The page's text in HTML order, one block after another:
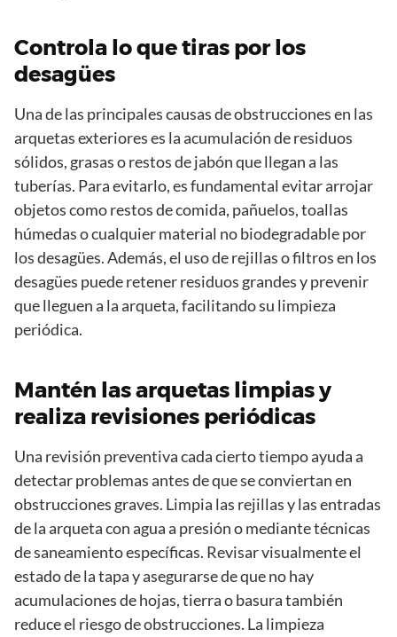
Controla lo que tiras por los
desagües
Una de las principales causas de obstrucciones en las
arquetas exteriores es la acumulación de residuos
sólidos, grasas o restos de jabón que llegan a las
tuberías. Para evitarlo, es fundamental evitar arrojar
objetos como restos de comida, pañuelos, toallas
húmedas o cualquier material no biodegradable por
los desagües. Además, el uso de rejillas o filtros en los
desagües puede retener residuos grandes y prevenir
que lleguen a la arqueta, facilitando su limpieza
periódica.
Mantén las arquetas limpias y
realiza revisiones periódicas
Una revisión preventiva cada cierto tiempo ayuda a
detectar problemas antes de que se conviertan en
obstrucciones graves. Limpia las rejillas y las entradas
de la arqueta con agua a presión o mediante técnicas
de saneamiento específicas. Revisar visualmente el
estado de la tapa y asegurarse de que no hay
acumulaciones de hojas, tierra o basura también
reduce el riesgo de obstrucciones. La limpieza